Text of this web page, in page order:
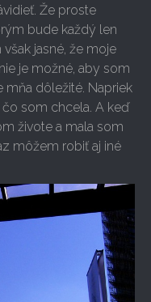
Že proste
bude každý len
jasné, že moje
je možné, aby som
mňa dôležité. Napriek
som chcela. A keď
živote a mala som
môžem robiť aj iné